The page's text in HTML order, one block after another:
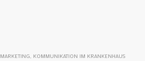
, KOMMUNIKATION IM KRANKENHAUS